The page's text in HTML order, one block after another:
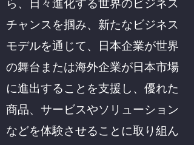
ら、日々進化する世界のビジネス
チャンスを掴み、新たなビジネス
モデルを通じて、日本企業が世界
の舞台または海外企業が日本市場
に進出することを支援し、優れた
商品、サービスやソリューション
などを体験させることに取り組ん